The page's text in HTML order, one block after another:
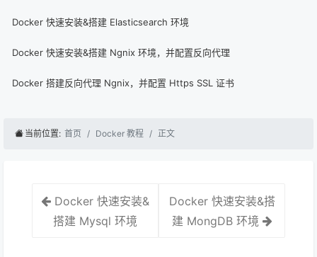
Docker 快速安装&搭建 Elasticsearch 环境
Docker 快速安装&搭建 Ngnix 环境，并配置反向代理
Docker 搭建反向代理 Ngnix，并配置 Https SSL 证书
当前位置: 首页 Docker 教程 正文
Docker 快速安装&
搭建 Mysql 环境
Docker 快速安装&搭
建 MongDB 环境